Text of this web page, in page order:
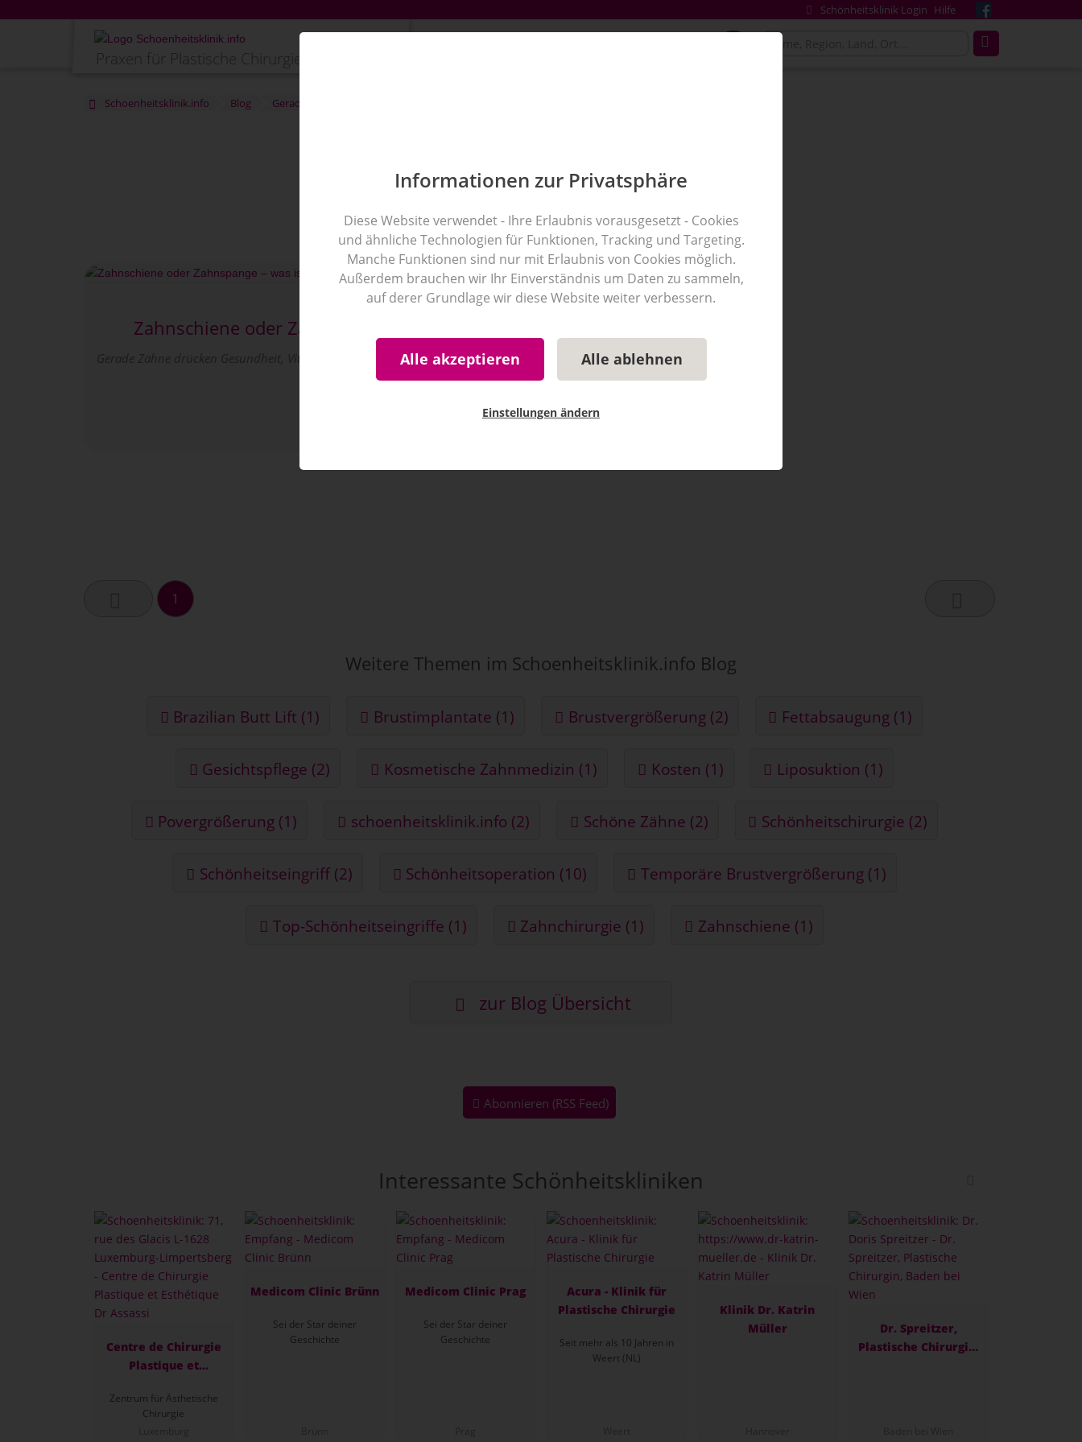
Schönheitsklinik Login Hilfe
Praxen für Plastische Chirurgie im Vergleich
Schoenheitsklinik.info Blog Gerade Zähne
Artikel zum ThemaGerade Zähne
Zahnschiene oder Zahnspange – was ist die bessere Option?
Schöne Zähne
Gerade Zähne drücken Gesundheit, Vitalität und auch Erfolg aus. Aus den Studien zeigt sich, dass Menschen
mit schönen...
1
Weitere Themen im Schoenheitsklinik.info Blog
Brazilian Butt Lift (1) Brustimplantate (1) Brustvergrößerung (2) Fettabsaugung (1)
Gesichtspflege (2) Kosmetische Zahnmedizin (1) Kosten (1) Liposuktion (1)
Povergrößerung (1) schoenheitsklinik.info (2) Schöne Zähne (2) Schönheitschirurgie (2)
Schönheitseingriff (2) Schönheitsoperation (10) Temporäre Brustvergrößerung (1)
Top-Schönheitseingriffe (1) Zahnchirurgie (1) Zahnschiene (1)
zur Blog Übersicht
Abonnieren (RSS Feed)
Interessante Schönheitskliniken
Centre de Chirurgie
Plastique et
Zentrum für Ästhetische
Chirurgie
Medicom Clinic Brünn
Sei der Star deiner
Geschichte
Medicom Clinic Prag
Sei der Star deiner
Geschichte
Acura - Klinik für
Plastische Chirurgie
Seit mehr als 10 Jahren in
Weert (NL)
Klinik Dr. Katrin
Müller
Dr. Spreitzer,
Plastische Chirurgin,
Informationen zur Privatsphäre
Diese Website verwendet - Ihre Erlaubnis vorausgesetzt - Cookies
und ähnliche Technologien für Funktionen, Tracking und Targeting.
Manche Funktionen sind nur mit Erlaubnis von Cookies möglich.
Außerdem brauchen wir Ihr Einverständnis um Daten zu sammeln,
auf derer Grundlage wir diese Website weiter verbessern.
Alle akzeptieren Alle ablehnen
Einstellungen ändern